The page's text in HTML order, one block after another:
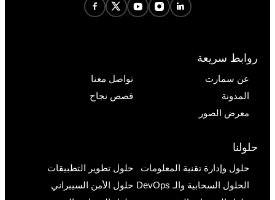
روابط سريعة
عن سمارت
تواصل معنا
المدونة
قصص نجاح
معرض الصور
حلولنا
حلول وإدارة تقنية المعلومات
حلول تطوير التطبيقات
الحلول السحابية والـ DevOps
حلول الأمن السيبراني